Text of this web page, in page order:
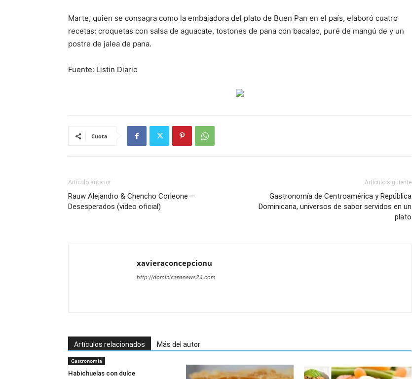
Marte, quien se consagra como la embajadora del plato de Buen Pan en el país, elaboró cuatro
recetas: croquetas con salsa de aguacate, tostones de pana con bacalao, puré de mangú de y un
postre de jalea de pana.
Fuente: Listin Diario
Cuota
Artículo anterior
Rauw Alejandro & Chencho Corleone –
Desesperados (video oficial)
Artículo siguiente
Gastronomía de Centroamérica y República
Dominicana, universos de sabor servidos en un
plato
xavieraconcepcionu
http://dominicananews24.com
Artículos relacionados Más del autor
Gastronomía
Habichuelas con dulce